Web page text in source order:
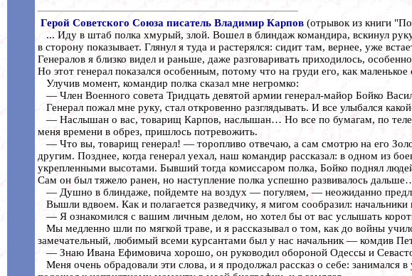
Герой Советского Союза писатель Владимир Карпов (отрывок из книги
... Иду в штаб полка хмурый, злой. Вошел в блиндаж командира, вскинул
в сторону показывает. Глянул я туда и растерялся: сидит там, вернее, уже
Генералов я близко видел и раньше, даже разговаривать приходилось,
Но этот генерал показался особенным, потому что на груди его, как
Улучив момент, командир полка сказал мне негромко:
— Член Военного совета Тридцать девятой армии генерал-майор Бойко
Генерал пожал мне руку, стал откровенно разглядывать. И все улыбался
— Наслышан о вас, товарищ Карпов, наслышан… Но все по бумагам, по
меня времени в обрез, пришлось потревожить.
— Что вы, товарищ генерал! — торопливо отвечаю, а сам смотрю на его
другим. Позднее, когда генерал уехал, наш командир рассказал: в одном из
укрепленными высотами. Бывший тогда комиссаром полка, Бойко поднял
Сам он был тяжело ранен, но наступление полка успешно развивалось
— Душно в блиндаже, пойдемте на воздух — погуляем, — неожиданно
Вышли вдвоем. Как и полагается разведчику, я мигом сообразил:
— Я ознакомился с вашим личным делом, но хотел бы от вас услышать
Мы медленно шли по мягкой траве, и я рассказывал о том, как до войны
замечательный, любимый всеми курсантами был у нас начальник — комдив
— Знаю Ивана Ефимовича хорошо, он руководил обороной Одессы и
Меня очень обрадовали эти слова, и я продолжал рассказ о себе: